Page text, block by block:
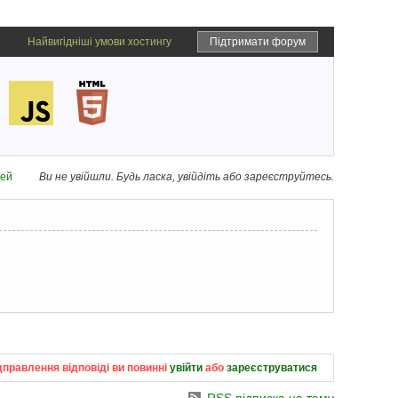
Підтримати форум
Найвигідніші умови хостингу
Ви не увійшли. Будь ласка, увійдіть або зареєструйтесь.
відповіді ви повинні увійти або зареєструватися